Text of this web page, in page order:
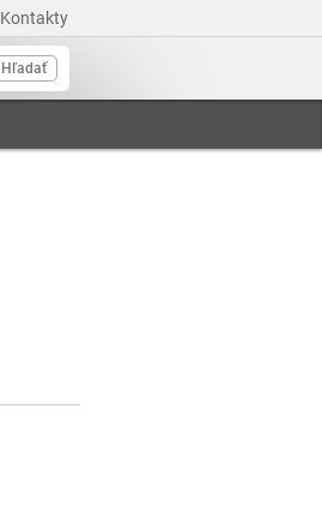
Kontakty
Hľadať